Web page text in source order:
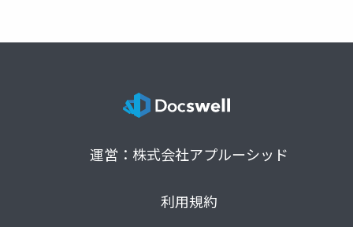
運営：株式会社アプルーシッド
利用規約